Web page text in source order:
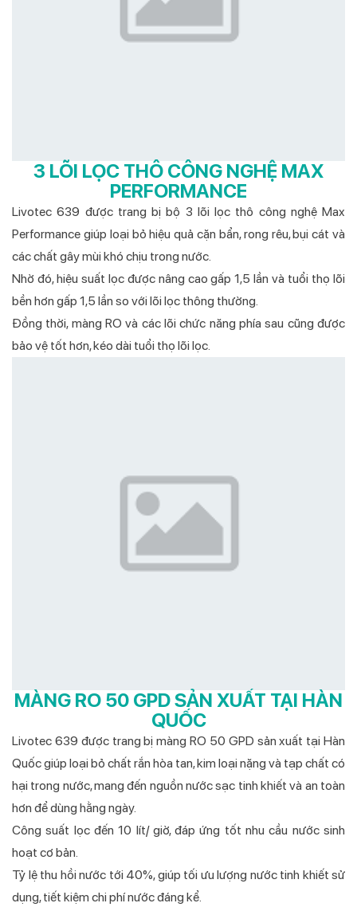
3 LÕI LỌC THÔ CÔNG NGHỆ MAX
PERFORMANCE
Livotec 639 được trang bị bộ 3 lõi lọc thô công nghệ Max
Performance giúp loại bỏ hiệu quả cặn bẩn, rong rêu, bụi cát và
các chất gây mùi khó chịu trong nước.
Nhờ đó, hiệu suất lọc được nâng cao gấp 1,5 lần và tuổi thọ lõi
bền hơn gấp 1,5 lần so với lõi lọc thông thường.
Đồng thời, màng RO và các lõi chức năng phía sau cũng được
bảo vệ tốt hơn, kéo dài tuổi thọ lõi lọc.
MÀNG RO 50 GPD SẢN XUẤT TẠI HÀN
QUỐC
Livotec 639 được trang bị màng RO 50 GPD sản xuất tại Hàn
Quốc giúp loại bỏ chất rắn hòa tan, kim loại nặng và tạp chất có
hại trong nước, mang đến nguồn nước sạc tinh khiết và an toàn
hơn để dùng hằng ngày.
Công suất lọc đến 10 lít/ giờ, đáp ứng tốt nhu cầu nước sinh
hoạt cơ bản.
Tỷ lệ thu hồi nước tới 40%, giúp tối ưu lượng nước tinh khiết sử
dụng, tiết kiệm chi phí nước đáng kể.